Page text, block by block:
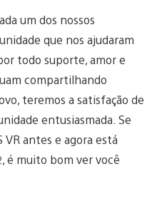
um dos nossos
que nos ajudaram
todo suporte, amor e
compartilhando
teremos a satisfação de
entusiasmada. Se
antes e agora está
é muito bom ver você